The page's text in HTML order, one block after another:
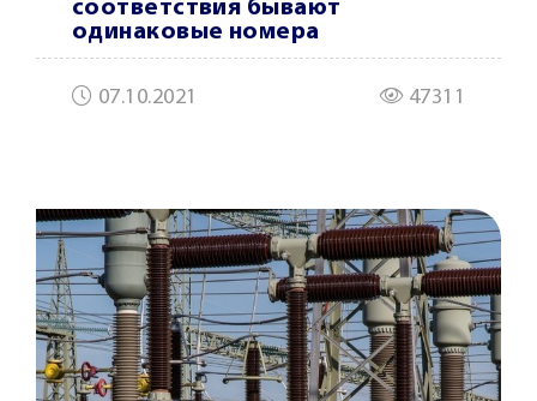
соответствия бывают
одинаковые номера
07.10.2021 47311